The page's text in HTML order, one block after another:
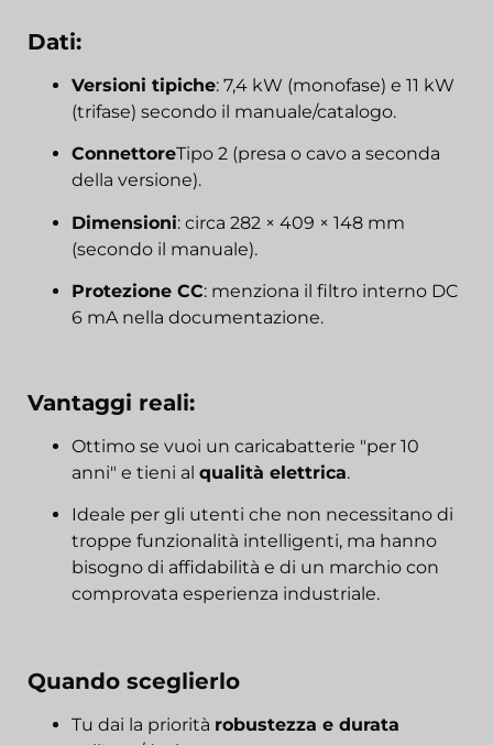
Dati:
Versioni tipiche: 7,4 kW (monofase) e 11 kW
(trifase) secondo il manuale/catalogo.
ConnettoreTipo 2 (presa o cavo a seconda
della versione).
Dimensioni: circa 282 × 409 × 148 mm
(secondo il manuale).
Protezione CC: menziona il filtro interno DC
6 mA nella documentazione.
Vantaggi reali:
Ottimo se vuoi un caricabatterie "per 10
anni" e tieni al qualità elettrica.
Ideale per gli utenti che non necessitano di
troppe funzionalità intelligenti, ma hanno
bisogno di affidabilità e di un marchio con
comprovata esperienza industriale.
Quando sceglierlo
Tu dai la priorità robustezza e durata